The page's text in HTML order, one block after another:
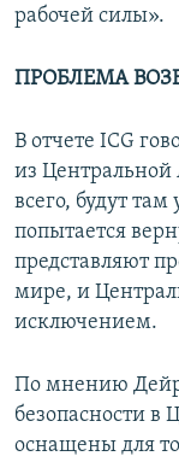
рабочей силы».
ПРОБЛЕМА
В отчете ICG
из
всего, будут
попытается
представляют
мире, и
исключением.
По мнению
безопасности в
оснащены для